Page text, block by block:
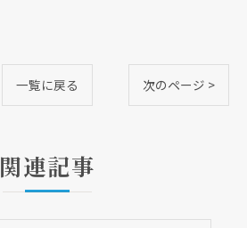
一覧に戻る 次のページ >
関連記事